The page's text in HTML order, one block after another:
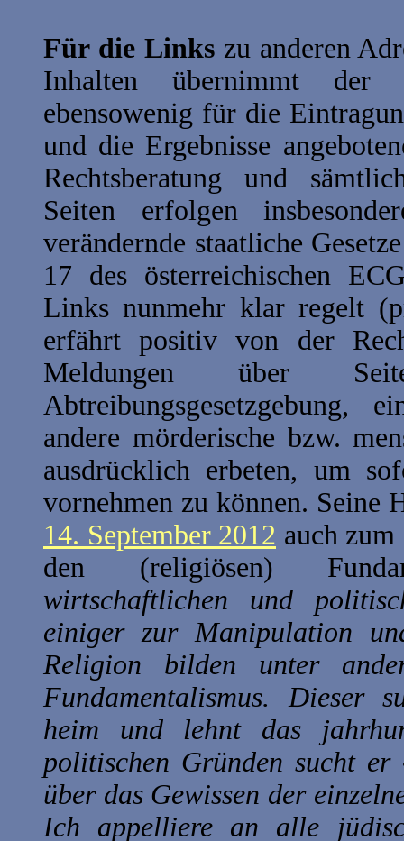
Für die Linkszu anderen
Inhalten übernimmt der
ebensowenig für die
und die Ergebnisse
Rechtsberatung und
Seiten erfolgen
verändernde staatliche
17 des österreichischen
Links nunmehr klar regelt
erfährt positiv von der
Meldungen über
Abtreibungsgesetzgebung,
andere mörderische bzw.
ausdrücklich erbeten, um
vornehmen zu können.
14. September 2012 auch
den (religiösen)
wirtschaftlichen und
einiger zur Manipulation
Religion bilden unter
Fundamentalismus. Dieser
heim und lehnt das
politischen Gründen sucht
über das Gewissen der
Ich appelliere an alle